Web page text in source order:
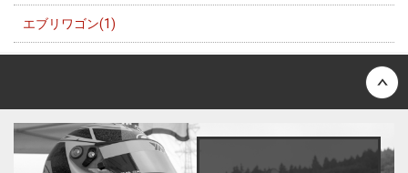
エブリワゴン(1)